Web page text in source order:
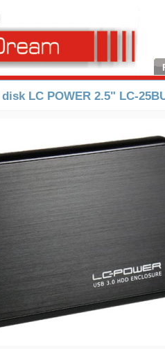
LC POWER 2.5" LC-